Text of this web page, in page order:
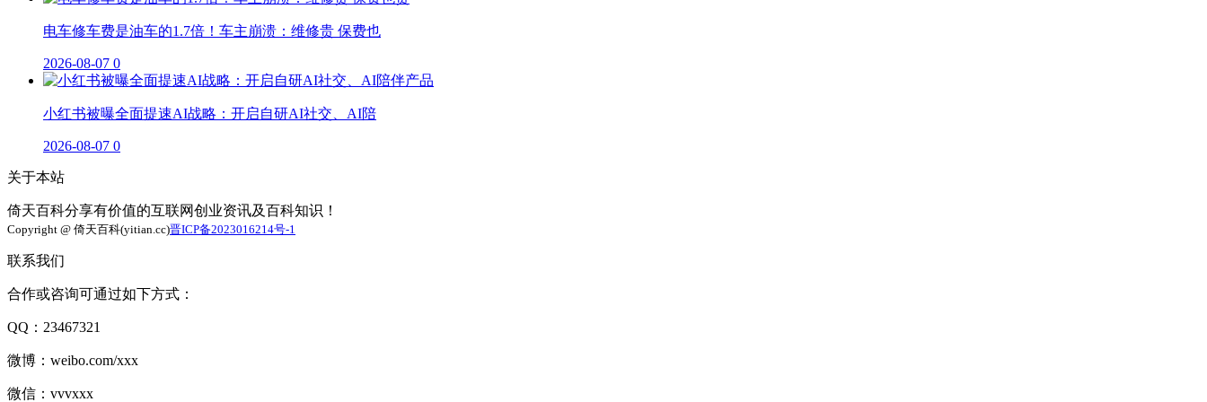
电车修车费是油车的1.7倍！车主崩溃：维修贵 保费也
2026-08-07 0
小红书被曝全面提速AI战略：开启自研AI社交、AI陪
2026-08-07 0
关于本站
倚天百科分享有价值的互联网创业资讯及百科知识！
Copyright @ 倚天百科(yitian.cc)晋ICP备2023016214号-1
联系我们
合作或咨询可通过如下方式：
QQ：23467321
微博：weibo.com/xxx
微信：vvvxxx